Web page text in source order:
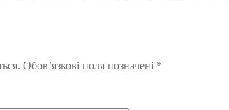
Обов’язкові поля позначені *